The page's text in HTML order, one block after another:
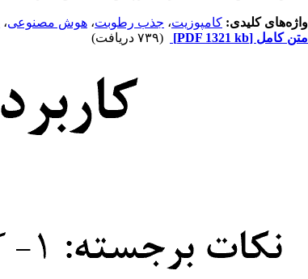
واژه‌های کلیدی: کامپوزیت، جذب رطوبت، هوش مصنوعی،
متن کامل [PDF 1321 kb] (۷۳۹ دریافت)